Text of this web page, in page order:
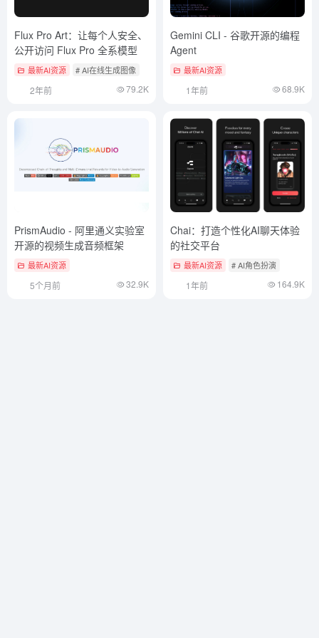
Flux Pro Art：让每个人安全、
公开访问 Flux Pro 全系模型
最新AI资源 # AI在线生成图像
2年前 79.2K
Gemini CLI - 谷歌开源的编程
Agent
最新AI资源
1年前 68.9K
PrismAudio - 阿里通义实验室
开源的视频生成音频框架
最新AI资源
5个月前 32.9K
Chai：打造个性化AI聊天体验
的社交平台
最新AI资源 # AI角色扮演
1年前 164.9K